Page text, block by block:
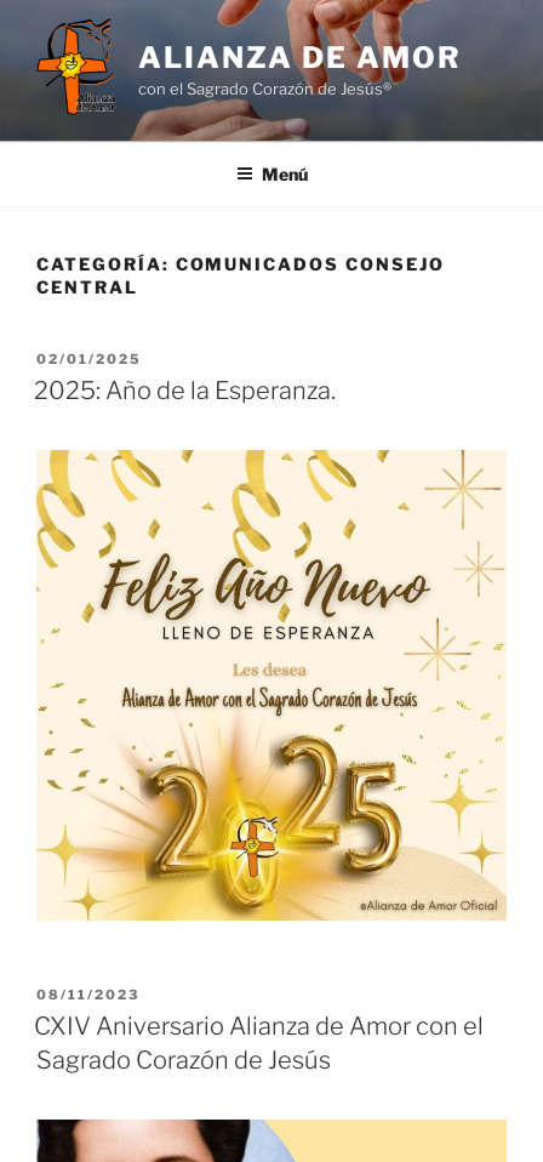
contenido
ALIANZA DE AMOR
con el Sagrado Corazón de Jesús®
Menú
CATEGORÍA: COMUNICADOS CONSEJO
CENTRAL
PUBLICADO
EL
02/01/2025
2025: Año de la Esperanza.
PUBLICADO
EL
08/11/2023
CXIV Aniversario Alianza de Amor con el
Sagrado Corazón de Jesús